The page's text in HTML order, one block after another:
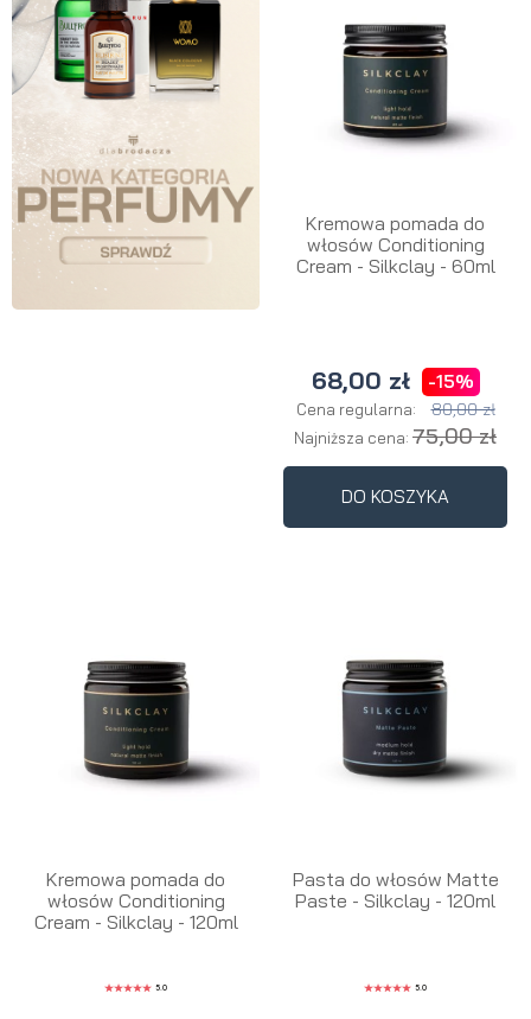
Kremowa pomada do
włosów Conditioning
Cream - Silkclay - 60ml
68,00 zł -15%
Cena regularna: 80,00 zł
Najniższa cena: 75,00 zł
DO KOSZYKA
Kremowa pomada do
włosów Conditioning
Cream - Silkclay - 120ml
5.0
Pasta do włosów Matte
Paste - Silkclay - 120ml
5.0